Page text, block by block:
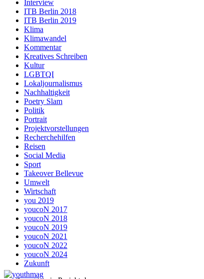
Interview
ITB Berlin 2018
ITB Berlin 2019
Klima
Klimawandel
Kommentar
Kreatives Schreiben
Kultur
LGBTQI
Lokaljournalismus
Nachhaltigkeit
Poetry Slam
Politik
Portrait
Projektvorstellungen
Recherchehilfen
Reisen
Social Media
Sport
Takeover Bellevue
Umwelt
Wirtschaft
you 2019
youcoN 2017
youcoN 2018
youcoN 2019
youcoN 2021
youcoN 2022
youcoN 2024
Zukunft